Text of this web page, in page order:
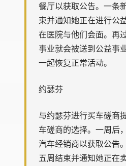
餐厅以获取公告。一条
束并通知她正在进行公
在医院与他们会面。再
事业就会被送到公益事
一起恢复正常活动。
约瑟芬
与约瑟芬进行买车磋商
车磋商的选择。一周后
汽车经销商以获取公告
五周结束并通知她正在